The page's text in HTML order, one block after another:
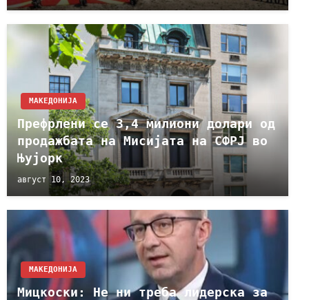
МАКЕДОНИЈА
Префрлени се 3,4 милиони долари од
продажбата на Мисијата на СФРЈ во
Њујорк
август 10, 2023
МАКЕДОНИЈА
Мицкоски: Не ни треба лидерска за